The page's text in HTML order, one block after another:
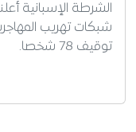
الشرطة الإسبانية
شبكات تهريب
توقيف 78 شخصا.